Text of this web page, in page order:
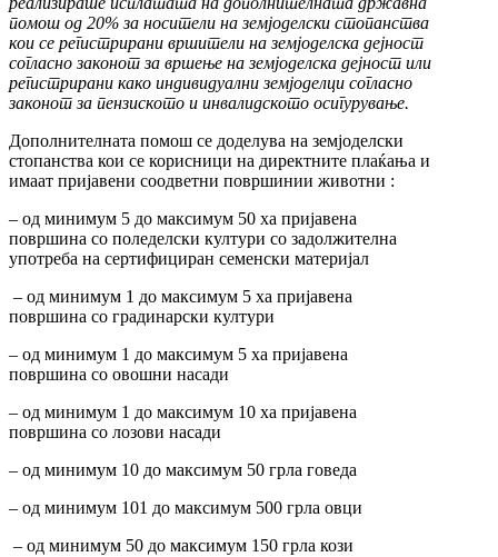
помош од 20% за носители на земјоделски стопанства
кои се регистрирани вршители на земјоделска дејност
согласно законот за вршење на земјоделска дејност или
регистрирани како индивидуални земјоделци согласно
законот за пензиското и инвалидското осигурување.
Дополнителната помош се доделува на земјоделски
стопанства кои се корисници на директните плаќања и
имаат пријавени соодветни површинии животни :
– од минимум 5 до максимум 50 ха пријавена
површина со поледелски култури со задолжителна
употреба на сертифициран семенски материјал
– од минимум 1 до максимум 5 ха пријавена
површина со градинарски култури
– од минимум 1 до максимум 5 ха пријавена
површина со овошни насади
– од минимум 1 до максимум 10 ха пријавена
површина со лозови насади
– од минимум 10 до максимум 50 грла говеда
– од минимум 101 до максимум 500 грла овци
– од минимум 50 до максимум 150 грла кози